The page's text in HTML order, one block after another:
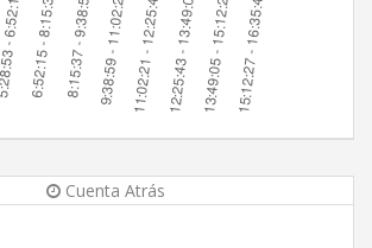
Cuenta Atrás